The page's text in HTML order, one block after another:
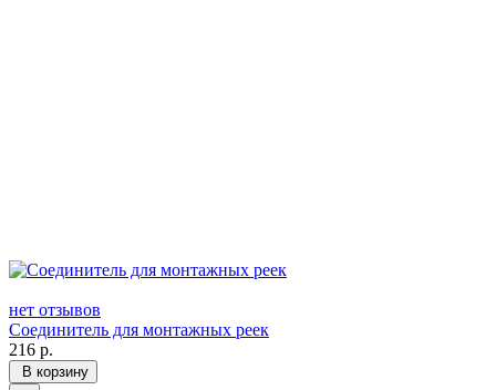
нет отзывов
Соединитель для монтажных реек
216 р.
В корзину